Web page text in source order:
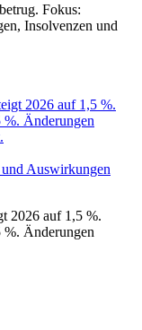
Fokus:
Insolvenzen und
Auswirkungen
2026 auf 1,5 %.
%. Änderungen